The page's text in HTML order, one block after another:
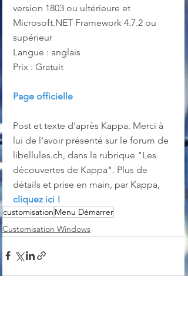
version 1803 ou ultérieure et
Microsoft.NET Framework 4.7.2 ou
supérieur
Langue : anglais
Prix : Gratuit
Page officielle
Post et texte d'après Kappa. Merci à
lui de l'avoir présenté sur le forum de
libellules.ch, dans la rubrique "Les
découvertes de Kappa". Plus de
détails et prise en main, par Kappa,
cliquez ici !
customisation Menu Démarrer
Customisation Windows